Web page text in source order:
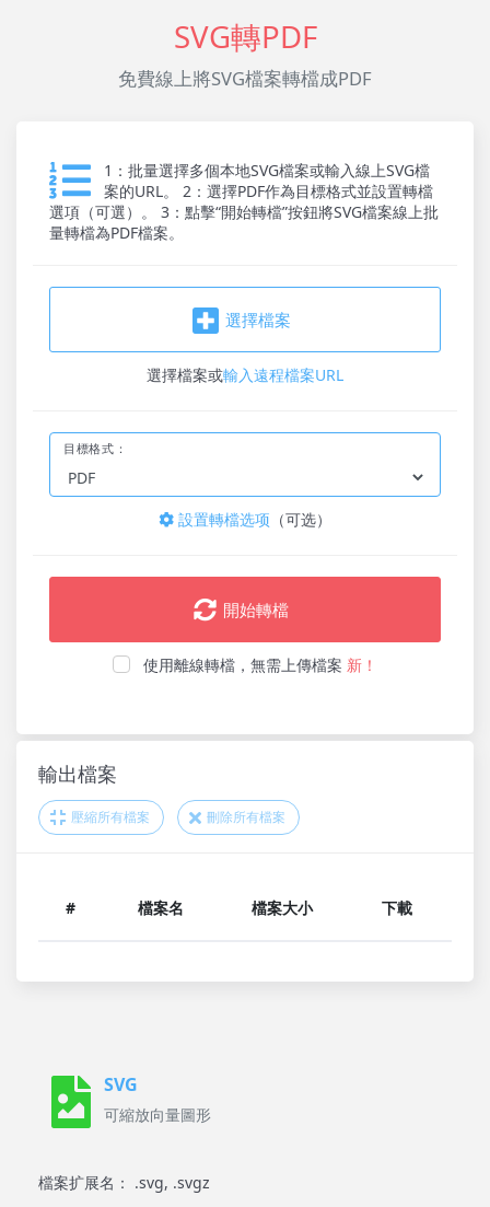
SVG轉PDF
免費線上將SVG檔案轉檔成PDF
1：批量選擇多個本地SVG檔案或輸入線上SVG檔
案的URL。 2：選擇PDF作為目標格式並設置轉檔
選項（可選）。 3：點擊“開始轉檔”按鈕將SVG檔案線上批
量轉檔為PDF檔案。
選擇檔案
選擇檔案或輸入遠程檔案URL
目標格式：
設置轉檔选项 （可选）
開始轉檔
使用離線轉檔，無需上傳檔案 新！
輸出檔案
壓縮所有檔案 刪除所有檔案
# 檔案名 檔案大小 下載
SVG
可縮放向量圖形
檔案扩展名： .svg, .svgz